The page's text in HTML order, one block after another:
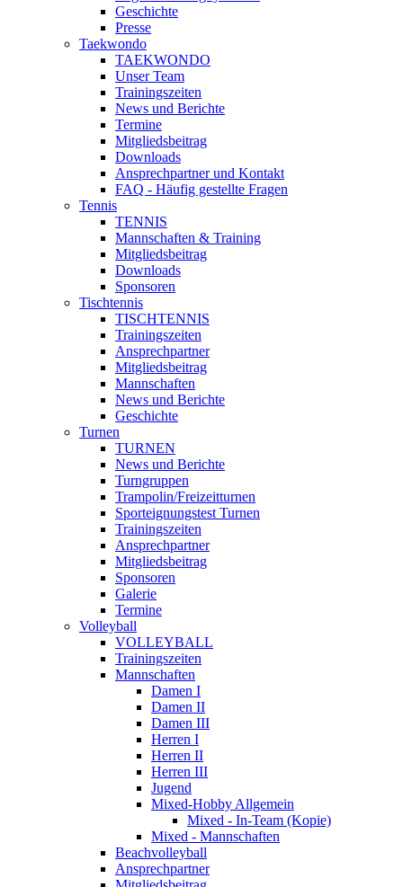
Geschichte
Presse
Taekwondo
TAEKWONDO
Unser Team
Trainingszeiten
News und Berichte
Termine
Mitgliedsbeitrag
Downloads
Ansprechpartner und Kontakt
FAQ - Häufig gestellte Fragen
Tennis
TENNIS
Mannschaften & Training
Mitgliedsbeitrag
Downloads
Sponsoren
Tischtennis
TISCHTENNIS
Trainingszeiten
Ansprechpartner
Mitgliedsbeitrag
Mannschaften
News und Berichte
Geschichte
Turnen
TURNEN
News und Berichte
Turngruppen
Trampolin/Freizeitturnen
Sporteignungstest Turnen
Trainingszeiten
Ansprechpartner
Mitgliedsbeitrag
Sponsoren
Galerie
Termine
Volleyball
VOLLEYBALL
Trainingszeiten
Mannschaften
Damen I
Damen II
Damen III
Herren I
Herren II
Herren III
Jugend
Mixed-Hobby Allgemein
Mixed - In-Team (Kopie)
Mixed - Mannschaften
Beachvolleyball
Ansprechpartner